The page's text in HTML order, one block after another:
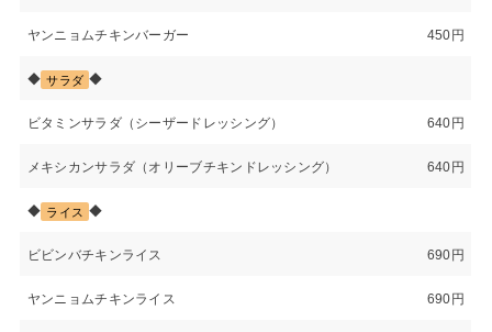
ヤンニョムチキンバーガー 450円
◆ サラダ ◆
ビタミンサラダ（シーザードレッシング） 640円
メキシカンサラダ（オリーブチキンドレッシング） 640円
◆ ライス ◆
ビビンバチキンライス 690円
ヤンニョムチキンライス 690円